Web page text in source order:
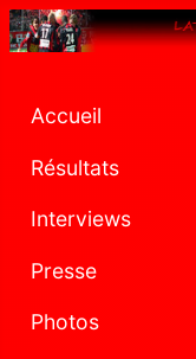
Accueil
Résultats
Interviews
Presse
Photos